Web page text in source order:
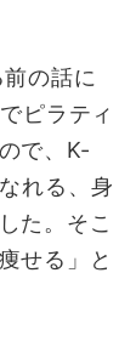
の話に
ピラティ
で、K-
れる、身
た。そこ
せる」と